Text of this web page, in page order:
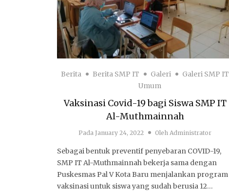
Berita Berita SMP IT Galeri
Galeri SMP IT
Umum
Vaksinasi Covid-19 bagi Siswa SMP IT
Al-Muthmainnah
Pada January 24, 2022 Oleh Administrator
Sebagai bentuk preventif penyebaran COVID-19,
SMP IT Al-Muthmainnah bekerja sama dengan
Puskesmas Pal V Kota Baru menjalankan program
vaksinasi untuk siswa yang sudah berusia 12…